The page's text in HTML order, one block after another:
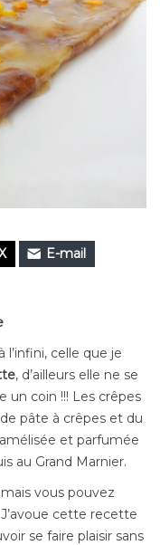
E-mail
celle que je
, d’ailleurs elle ne se
un coin !!! Les crêpes
pâte à crêpes et du
et parfumée
au Grand Marnier.
vous pouvez
cette recette
se faire plaisir sans